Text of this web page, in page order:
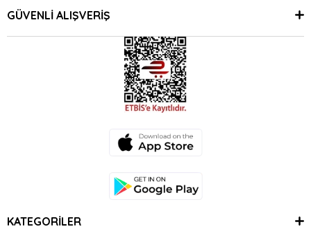
GÜVENLİ ALIŞVERİŞ
KATEGORİLER